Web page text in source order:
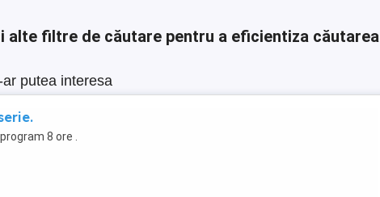
alte filtre de căutare pentru a eficientiza căutarea
putea interesa
8 ore .